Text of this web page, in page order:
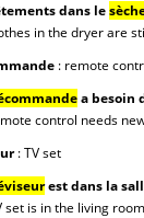
dans le
in the dryer are
: remote
a besoin
control needs
: TV set
est dans la
set is in the living